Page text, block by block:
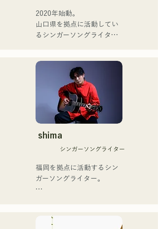
[ซิงเกิลใหม่]
เพลงใหม่ของพวกเขา "The
จำหน่ายในวันที่ 25 มิถุนายน
ゴットタレント」で日本人
の芸人史上初のゴールデン
ブザーを獲得し、その後ス
もゴールデンブザーを獲得
した、ノボせもんなべの応
援歌「ゴールデンブザー」
や、アメリカ留学時代の心
友とコライトした本格的カ
ントリーソング「Life Goes
それらの楽曲を揃えた自身
初のフルアルバム「ONE
2025.12.31にリリースし、
iTunesカントリーアルバム
て」、FBS「福岡く
2020年始動。
山口県を拠点に活動してい
るシンガーソングライター
ユニット
コロナ禍に入り、音楽で山
口県を盛り上げたいという
思いからユニットを始動。
当初は動画配信サイトでの
活動のみだったが、2020年
12月より、山口県の地元イ
地元音楽イベントやライブ
ハウスを中心にパフォーマ
ンスをしている。
shima
シンガーソングライター
福岡を拠点に活動するシン
ガーソングライター。